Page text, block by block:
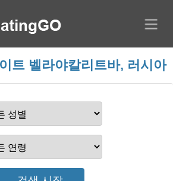
트 벨라야칼리트바, 러시아